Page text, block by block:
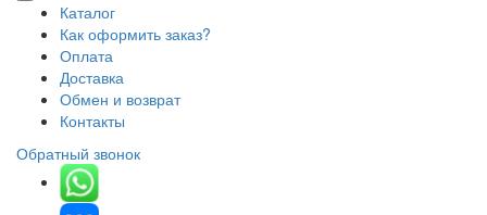
Каталог
Как оформить заказ?
Оплата
Доставка
Обмен и возврат
Контакты
Обратный звонок